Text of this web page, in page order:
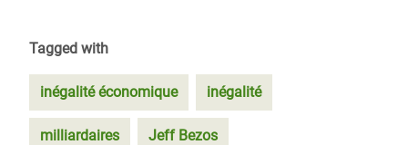
Tagged with
inégalité économique inégalité
milliardaires Jeff Bezos